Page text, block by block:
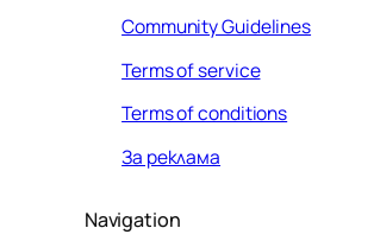
Community Guidelines
Terms of service
Terms of conditions
За реклама
Navigation